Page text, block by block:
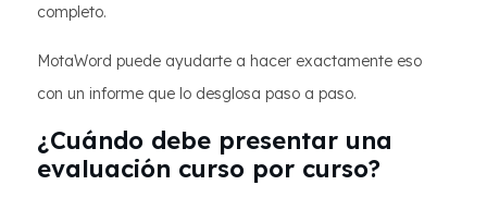
completo.
MotaWord puede ayudarte a hacer exactamente eso
con un informe que lo desglosa paso a paso.
¿Cuándo debe presentar una
evaluación curso por curso?